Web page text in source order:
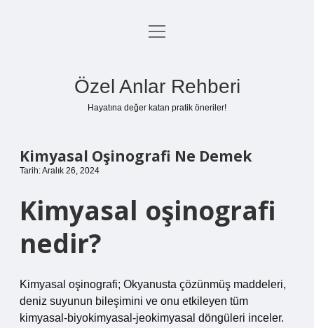
Anasayfa
menüyü
Özel Anlar Rehberi
Hayatına değer katan pratik öneriler!
Kimyasal Oşinografi Ne Demek
Tarih: Aralık 26, 2024
Kimyasal oşinografi
nedir?
Kimyasal oşinografi; Okyanusta çözünmüş maddeleri,
deniz suyunun bileşimini ve onu etkileyen tüm
kimyasal-biyokimyasal-jeokimyasal döngüleri inceler.